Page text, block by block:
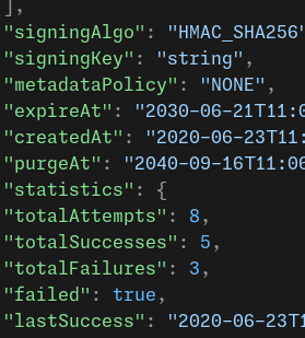
],
"signingAlgo" :
"signingKey" : "string" ,
"metadataPolicy" : "NONE" ,
"expireAt" : "2030-06-
"createdAt" : "2020-06-
"purgeAt" : "2040-09-
"statistics" : {
"totalAttempts" : 8 ,
"totalSuccesses" : 5 ,
"totalFailures" : 3 ,
"failed" : true ,
"lastSuccess" : "2020-06-